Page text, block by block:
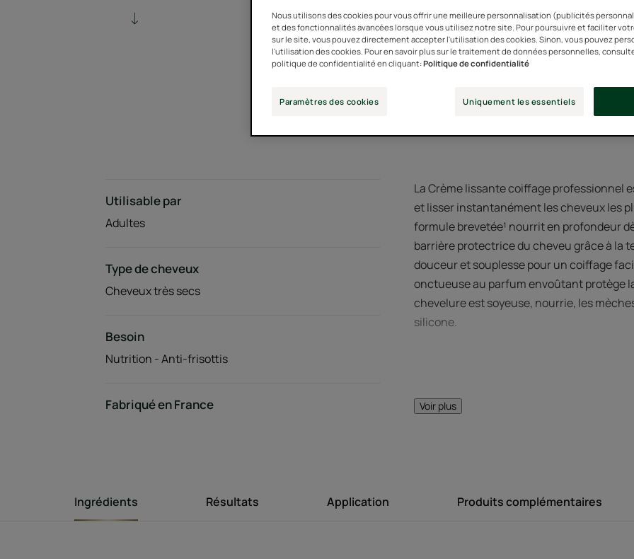
qui lisse et
Flacon pompe 100ml
Point de
Utilisable par
Adultes
Type de cheveux
Cheveux très secs
Besoin
Nutrition - Anti-frisottis
Fabriqué en France
La Crème lissante coiffage professionnel
et lisser instantanément les cheveux les
formule brevetée¹ nourrit en profondeur
barrière protectrice du cheveu grâce à la
douceur et souplesse pour un coiffage
onctueuse au parfum envoûtant protège
chevelure est soyeuse, nourrie, les
silicone.
Technologie
Voir plus
Ingrédients Résultats Application Produits complémentaires
Nous utilisons des cookies pour vous offrir une meilleure personnalisation (publicités
et des fonctionnalités avancées lorsque vous utilisez notre site. Pour poursuivre et faciliter
sur le site, vous pouvez directement accepter l'utilisation des cookies. Sinon, vous pouvez
l'utilisation des cookies. Pour en savoir plus sur le traitement de données personnelles,
politique de confidentialité en cliquant:Politique de confidentialité
Paramètres des cookies Uniquement les essentiels